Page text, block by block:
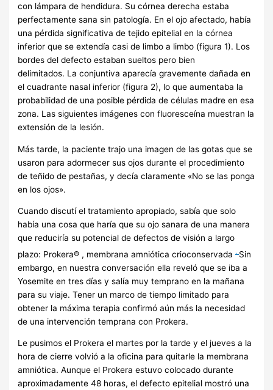
con lámpara de hendidura. Su córnea derecha estaba
perfectamente sana sin patología. En el ojo afectado, había
una pérdida significativa de tejido epitelial en la córnea
inferior que se extendía casi de limbo a limbo (figura 1). Los
bordes del defecto estaban sueltos pero bien
delimitados. La conjuntiva aparecía gravemente dañada en
el cuadrante nasal inferior (figura 2), lo que aumentaba la
probabilidad de una posible pérdida de células madre en esa
zona. Las siguientes imágenes con fluoresceína muestran la
extensión de la lesión.
Más tarde, la paciente trajo una imagen de las gotas que se
usaron para adormecer sus ojos durante el procedimiento
de teñido de pestañas, y decía claramente «No se las ponga
en los ojos».
Cuando discutí el tratamiento apropiado, sabía que solo
había una cosa que haría que su ojo sanara de una manera
que reduciría su potencial de defectos de visión a largo
plazo: Prokera® , membrana amniótica crioconservada. Sin
embargo, en nuestra conversación ella reveló que se iba a
Yosemite en tres días y salía muy temprano en la mañana
para su viaje. Tener un marco de tiempo limitado para
obtener la máxima terapia confirmó aún más la necesidad
de una intervención temprana con Prokera.
Le pusimos el Prokera el martes por la tarde y el jueves a la
hora de cierre volvió a la oficina para quitarle la membrana
amniótica. Aunque el Prokera estuvo colocado durante
aproximadamente 48 horas, el defecto epitelial mostró una